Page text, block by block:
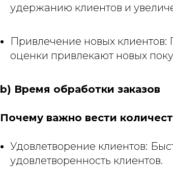
удержанию клиентов и
Привлечение новых
оценки привлекают новых
b) Время обработки заказов
Почему важно вести
Удовлетворение клиентов:
удовлетворенность клиентов.